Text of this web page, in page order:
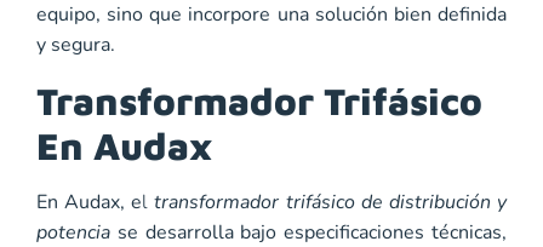
equipo, sino que incorpore una solución bien definida
y segura.
Transformador Trifásico
En Audax
En Audax, eltransformador trifásico de distribución y
potencia se desarrolla bajo especificaciones técnicas,